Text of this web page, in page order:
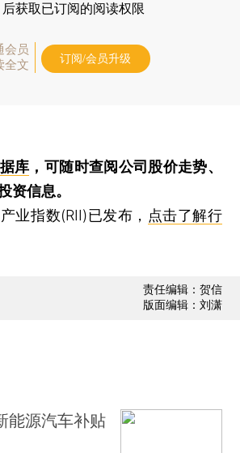
后获取已订阅的阅读权限
会员
全文
订阅/会员升级
库 ，可随时查阅公司股价走势、
资信息。
指数(RII)已发布， 点击了解行
责任编辑：贺信
版面编辑：刘潇
能源汽车补贴